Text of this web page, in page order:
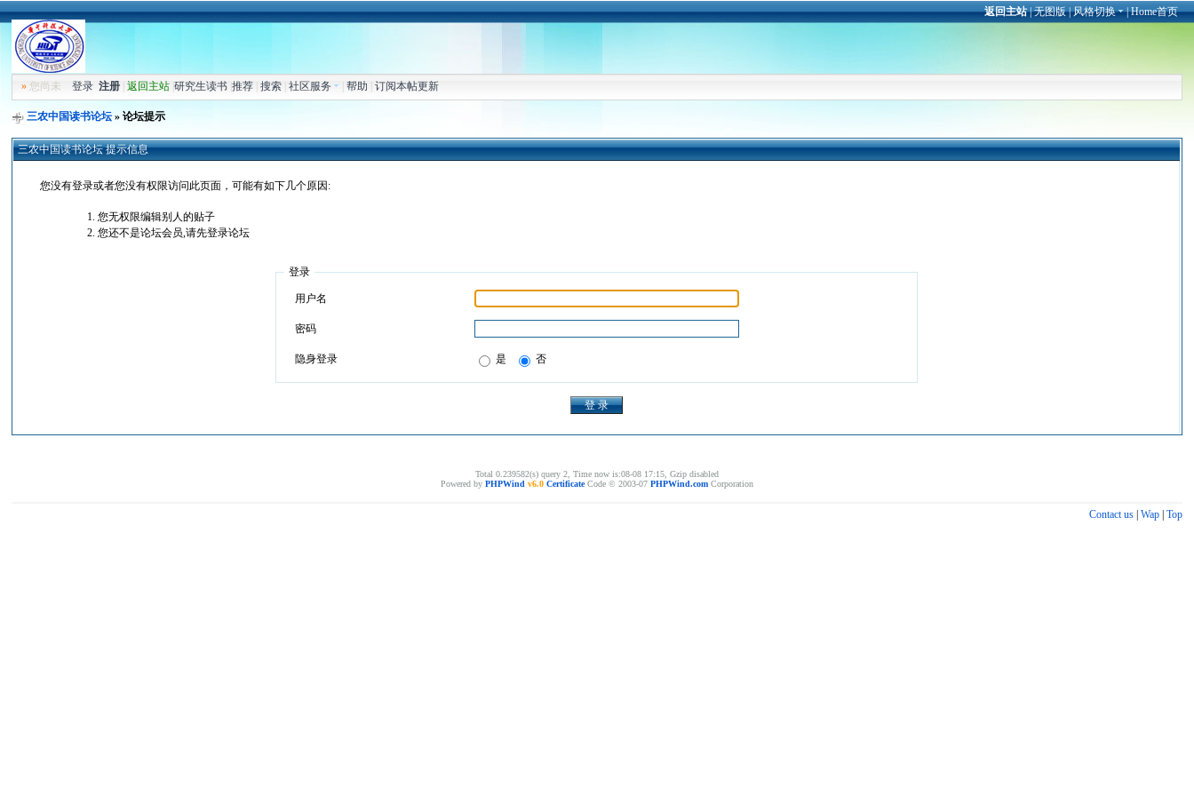
返回主站|无图版|风格切换 |Home首页
» 您尚未登录 注册 |返回主站 |研究生读书 |推荐 |搜索 |社区服务 |帮助 |订阅本帖更新
三农中国读书论坛» 论坛提示
三农中国读书论坛 提示信息
您没有登录或者您没有权限访问此页面，可能有如下几个原因:
您无权限编辑别人的贴子
您还不是论坛会员,请先登录论坛
登录
用户名
密码
隐身登录 是 否
Total 0.239582(s) query 2, Time now is:08-08 17:15, Gzip disabled
Powered by PHPWind v6.0 CertificateCode © 2003-07 PHPWind.com Corporation
Contact us| Wap| Top